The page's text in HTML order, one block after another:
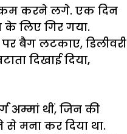
करने लगे. एक दिन
के लिए गिर गया.
पर बैग लटकाए, डिलीवरी
दिखाई दिया,
अम्मां थीं, जिन की
से मना कर दिया था.